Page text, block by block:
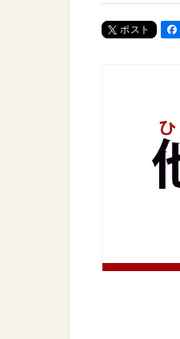
ポスト